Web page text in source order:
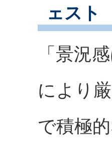
ェスト
「景況
により
で積極